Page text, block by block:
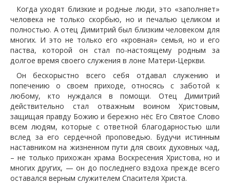
Когда уходят близкие и родные люди, это «заполняет»
человека не только скорбью, но и печалью целиком и
полностью. А отец Димитрий был близким человеком для
многих. И это не только его «кровная» семья, но и его
паства, которой он стал по-настоящему родным за
долгое время своего служения в лоне Матери-Церкви.
Он бескорыстно всего себя отдавал служению и
попечению о своем приходе, относясь с заботой к
любому, кто нуждался в помощи. Отец Димитрий
действительно стал отважным воином Христовым,
защищая правду Божию и бережно нёс Его Святое Слово
всем людям, которые с ответной благодарностью шли
вслед за его сердечной проповедью. Будучи истинным
наставником на жизненном пути для своих духовных чад,
– не только прихожан храма Воскресения Христова, но и
многих других, — он до последнего вздоха прежде всего
оставался верным служителем Спасителя Христа.